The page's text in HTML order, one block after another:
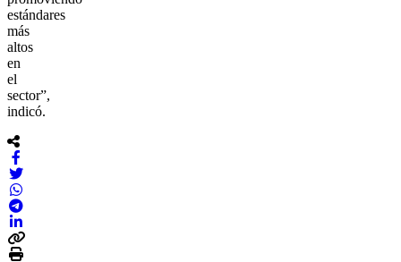
estándares
más
altos
en
el
sector”,
indicó.